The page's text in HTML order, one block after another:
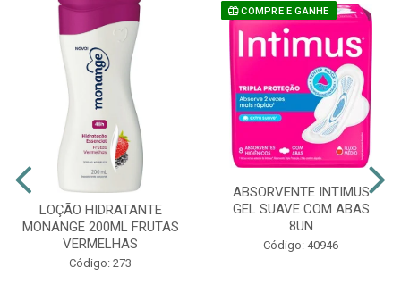
LOÇÃO HIDRATANTE
MONANGE 200ML FRUTAS
VERMELHAS
Código: 273
COMPRE E GANHE
ABSORVENTE INTIMUS
GEL SUAVE COM ABAS
8UN
Código: 40946